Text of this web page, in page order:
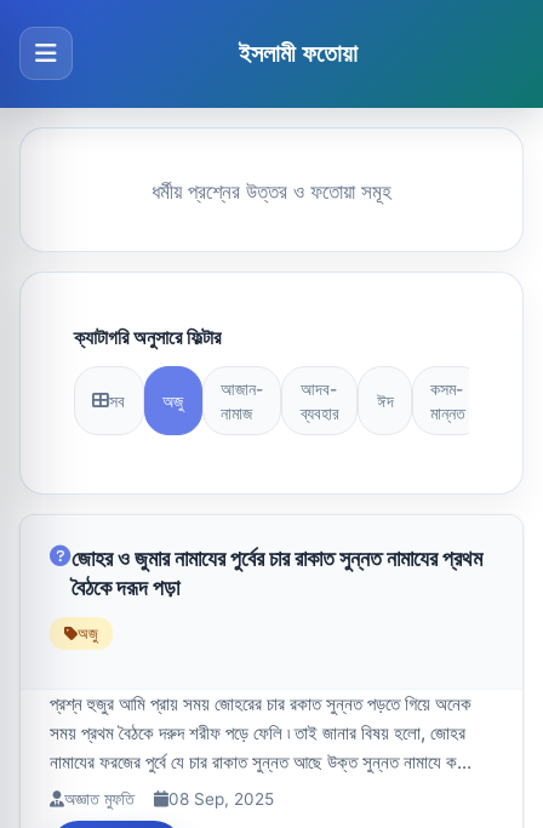
ইসলামী ফতোয়া
ধর্মীয় প্রশ্নের উত্তর ও ফতোয়া সমূহ
ক্যাটাগরি অনুসারে ফিল্টার
সব অজু
আজান-
নামাজ
আদব-
ব্যবহার
ঈদ
কসম-
মান্নত
জোহর ও জুমার নামাযের পুর্বের চার রাকাত সুন্নত নামাযের প্রথম
বৈঠকে দরূদ পড়া
অজু
প্রশ্ন হুজুর আমি প্রায় সময় জোহরের চার রকাত সুন্নত পড়তে গিয়ে অনেক
সময় প্রথম বৈঠকে দরুদ শরীফ পড়ে ফেলি ৷ তাই জানার বিষয় হলো, জোহর
নামাযের ফরজের পুর্বে যে চার রাকাত সুন্নত আছে উক্ত সুন্নত নামাযে ক...
অজ্ঞাত মুফতি 08 Sep, 2025